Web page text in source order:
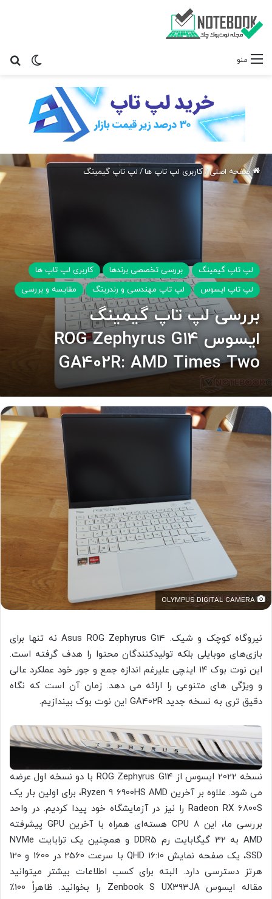
تغییر منو
صفحه اصلی/کاربری لپ تاپ ها/ لپ تاپ گیمینگ
لپ تاپ گیمینگ بررسی تخصصی برندها
کاربری لپ تاپ ها
لپ تاپ ایسوس
لپ تاپ مهندسی و رندرینگ مقایسه و بررسی
بررسی لپ تاپ گیمینگ
ایسوس ROG Zephyrus G14
GA402R: AMD Times Two
OLYMPUS DIGITAL CAMERA
نیروگاه کوچک و شیک. Asus ROG Zephyrus G14 نه تنها برای
بازی‌های موبایلی بلکه تولیدکنندگان محتوا را هدف گرفته است.
این نوت بوک 14 اینچی علیرغم اندازه جمع و جور خود عملکرد عالی
و ویژگی های متنوعی را ارائه می دهد. زمان آن است که نگاه
دقیق تری به نسخه جدید GA402R این نوت بوک بیندازیم.
نسخه 2022 ایسوس از ROG Zephyrus G14 با دو نسخه اول عرضه
می شود. علاوه بر آخرین Ryzen 9 6900HS AMD، برای اولین بار یک
Radeon RX 6800S را نیز در آزمایشگاه خود پیدا کردیم. در واحد
بررسی ما، این CPU 8 هسته‌ای همراه با آخرین GPU پیشرفته
AMD به 32 گیگابایت رم DDR5 و همچنین یک ترابایت NVMe
SSD، یک صفحه نمایش 16:10 QHD با سرعت 2560 در 1600 و 120
هرتز دسترسی دارد. البته برای کسب اطلاعات بیشتر میتوانید
مقاله ایسوس Zenbook S UX393JA را بخوانید. ظاهراً 100٪